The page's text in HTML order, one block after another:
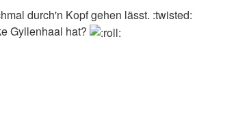
durch'n Kopf gehen lässt. :twisted:
Gyllenhaal hat?